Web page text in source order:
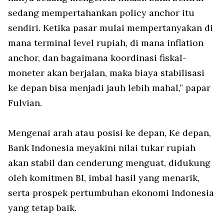
sedang mempertahankan policy anchor itu
sendiri. Ketika pasar mulai mempertanyakan di
mana terminal level rupiah, di mana inflation
anchor, dan bagaimana koordinasi fiskal-
moneter akan berjalan, maka biaya stabilisasi
ke depan bisa menjadi jauh lebih mahal,” papar
Fulvian.
Mengenai arah atau posisi ke depan, Ke depan,
Bank Indonesia meyakini nilai tukar rupiah
akan stabil dan cenderung menguat, didukung
oleh komitmen BI, imbal hasil yang menarik,
serta prospek pertumbuhan ekonomi Indonesia
yang tetap baik.